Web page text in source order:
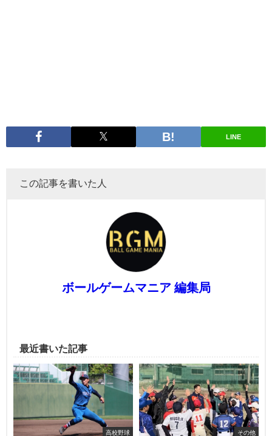
LINE
この記事を書いた人
ボールゲームマニア 編集局
最近書いた記事
高校野球 その他